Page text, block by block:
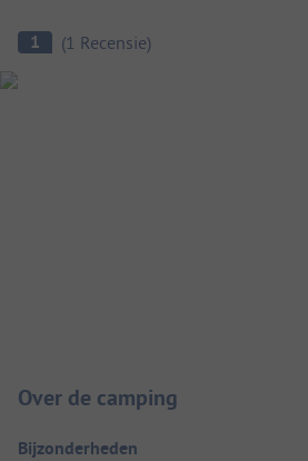
Camping overzicht
1 (1 Recensie)
Over de camping
Bijzonderheden